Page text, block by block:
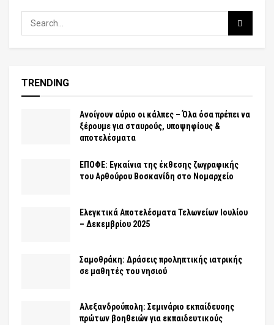
TRENDING
Aνοίγουν αύριο οι κάλπες – Όλα όσα πρέπει να
ξέρουμε για σταυρούς, υποψηφίους &
αποτελέσματα
ΕΠΟΦΕ: Εγκαίνια της έκθεσης ζωγραφικής
του Αρθούρου Βοσκανίδη στο Νομαρχείο
Ελεγκτικά Αποτελέσματα Τελωνείων Ιουλίου
– Δεκεμβρίου 2025
Σαμοθράκη: Δράσεις προληπτικής ιατρικής
σε μαθητές του νησιού
Αλεξανδρούπολη: Σεμινάριο εκπαίδευσης
πρώτων βοηθειών για εκπαιδευτικούς